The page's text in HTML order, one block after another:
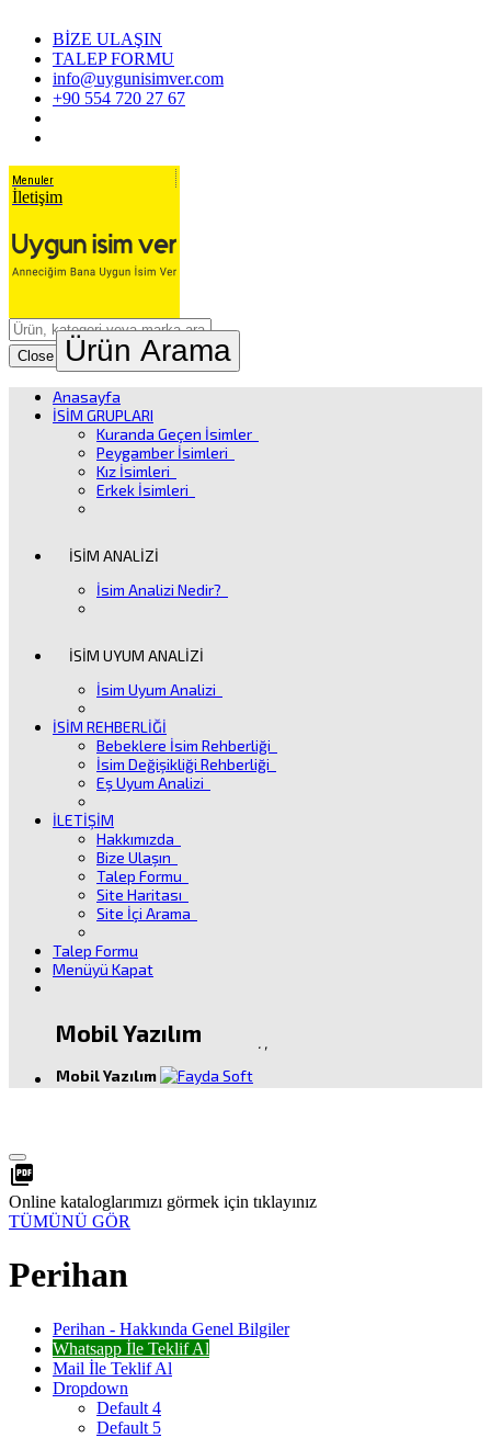
BİZE ULAŞIN
TALEP FORMU
info@uygunisimver.com
+90 554 720 27 67
Menuler
İletişim
Close Ürün Arama
Anasayfa
İSİM GRUPLARI
Kuranda Geçen İsimler
Peygamber İsimleri
Kız İsimleri
Erkek İsimleri
İSİM ANALİZİ
İsim Analizi Nedir?
İSİM UYUM ANALİZİ
İsim Uyum Analizi
İSİM REHBERLİĞİ
Bebeklere İsim Rehberliği
İsim Değişikliği Rehberliği
Eş Uyum Analizi
İLETİŞİM
Hakkımızda
Bize Ulaşın
Talep Formu
Site Haritası
Site İçi Arama
Talep Formu
Menüyü Kapat
Mobil Yazılım
Mobil Yazılım
. ,
picture_as_pdf
Online kataloglarımızı görmek için tıklayınız
TÜMÜNÜ GÖR
Perihan
Perihan - Hakkında Genel Bilgiler
Whatsapp İle Teklif Al
Mail İle Teklif Al
Dropdown
Default 4
Default 5